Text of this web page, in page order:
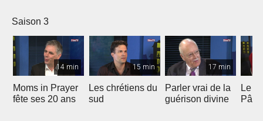
Saison 3
14 min
Moms in Prayer
fête ses 20 ans
15 min
Les chrétiens du
sud
17 min
Parler vrai de la
guérison divine
Le